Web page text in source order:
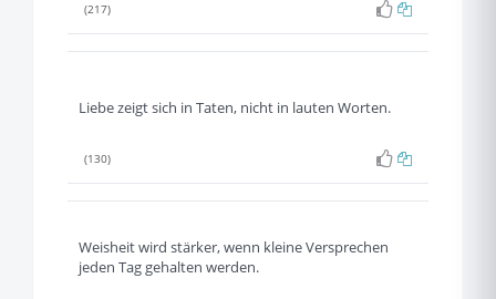
(217)
Liebe zeigt sich in Taten, nicht in lauten Worten.
(130)
Weisheit wird stärker, wenn kleine Versprechen
jeden Tag gehalten werden.